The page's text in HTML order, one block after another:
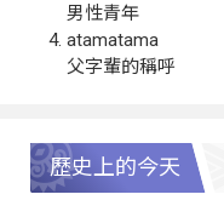
男性青年
atamatama
父字輩的稱呼
歷史上的今天